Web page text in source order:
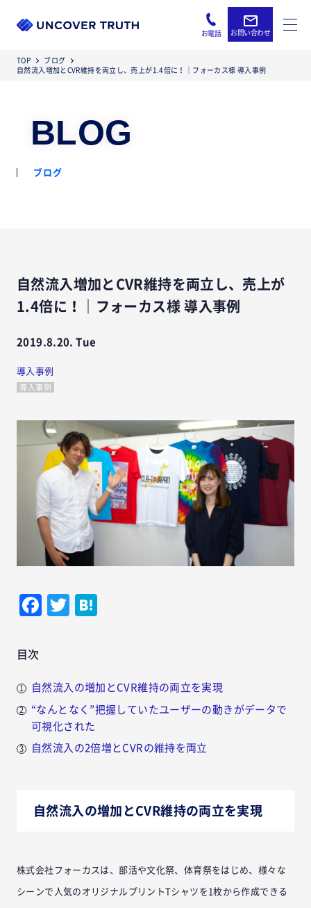
お問い合わせ
お電話
TOP
ブログ
自然流入増加とCVR維持を両立し、売上が1.4倍に！｜フォーカス様 導入事例
BLOG
ブログ
自然流入増加とCVR維持を両立し、売上が
1.4倍に！｜フォーカス様 導入事例
2019.8.20. Tue
導入事例
導入事例
Facebook
Twitter
目次
自然流入の増加とCVR維持の両立を実現
“なんとなく”把握していたユーザーの動きがデータで
可視化された
自然流入の2倍増とCVRの維持を両立
自然流入の増加とCVR維持の両立を実現
株式会社フォーカスは、部活や文化祭、体育祭をはじめ、様々な
シーンで人気のオリジナルプリントTシャツを1枚から作成できる